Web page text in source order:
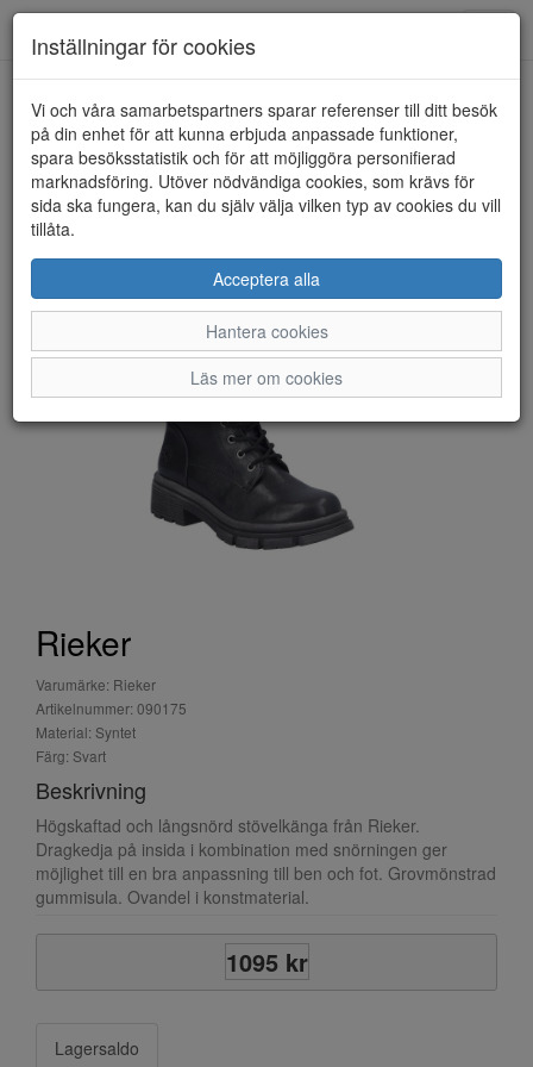
HEM RIEKER
Rieker
Varumärke: Rieker
Artikelnummer: 090175
Material: Syntet
Färg: Svart
Beskrivning
Högskaftad och långsnörd stövelkänga från Rieker.
Dragkedja på insida i kombination med snörningen ger
möjlighet till en bra anpassning till ben och fot. Grovmönstrad
gummisula. Ovandel i konstmaterial.
1095 kr
Lagersaldo
Inställningar för cookies
Vi och våra samarbetspartners sparar referenser till ditt besök
på din enhet för att kunna erbjuda anpassade funktioner,
spara besöksstatistik och för att möjliggöra personifierad
marknadsföring. Utöver nödvändiga cookies, som krävs för
sida ska fungera, kan du själv välja vilken typ av cookies du vill
tillåta.
Acceptera alla
Hantera cookies
Läs mer om cookies